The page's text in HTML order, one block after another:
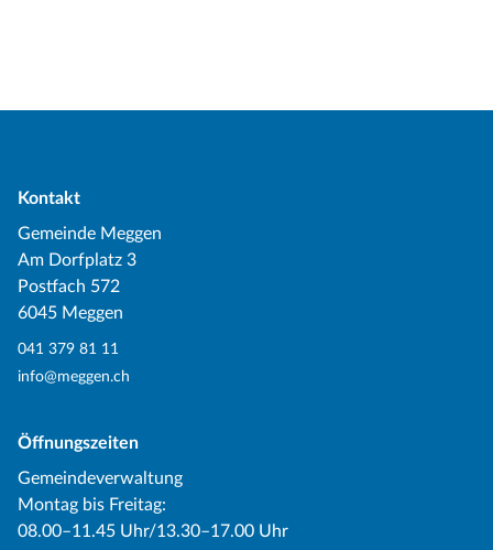
Kontakt
Gemeinde Meggen
Am Dorfplatz 3
Postfach 572
6045 Meggen
041 379 81 11
info@meggen.ch
Öffnungszeiten
Gemeindeverwaltung
Montag bis Freitag:
08.00–11.45 Uhr/13.30–17.00 Uhr